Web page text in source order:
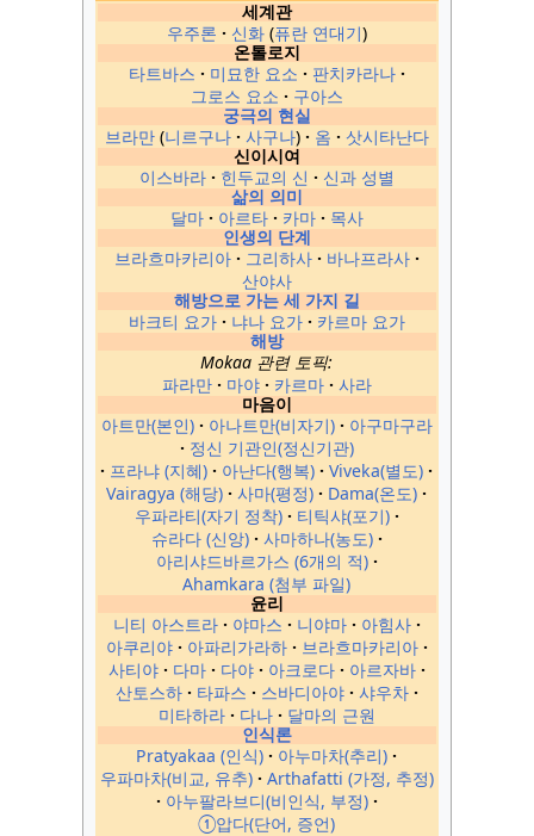
세계관
우주론 신화 퓨란 연대기
온톨로지
타트바스 미묘한 요소
판치카라나
그로스 요소
구아스
궁극의 현실
브라만 니르구나 사구나 옴 삿시타난다
신이시여
이스바라 힌두교의 신 신과 성별
삶의 의미
달마 아르타 카마 목사
인생의 단계
브라흐마카리아 그리하사
바나프라사
산야사
해방으로 가는 세 가지 길
바크티 요가 냐나 요가 카르마 요가
해방
Mokaa 관련 토픽:
파라만
마야 카르마 사라
마음이
아트만(본인) 아나트만(비자기)
아구마구라
정신 기관인(정신기관)
프라냐 (지혜)
아난다(행복)
Viveka(별도)
Vairagya (해당)
사마(평정)
Dama(온도)
우파라티(자기 정착)
티틱샤(포기)
슈라다 (신앙)
사마하나(농도)
아리샤드바르가스 (6개의 적)
Ahamkara (첨부 파일)
윤리
니티 아스트라 야마스 니야마
아힘사
아쿠리야
아파리가라하
브라흐마카리아
사티야
다마 다야 아크로다
아르자바
산토스하
타파스 스바디아야
샤우차
미타하라
다나 달마의 근원
인식론
Pratyakaa (인식)
아누마차(추리)
우파마차(비교, 유추)
Arthafatti (가정, 추정)
아누팔라브디(비인식, 부정)
①압다(단어, 증언)